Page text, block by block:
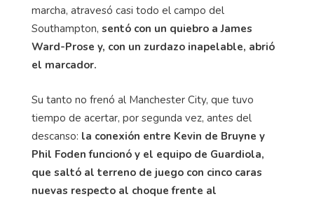
marcha, atravesó casi todo el campo del
Southampton, sentó con un quiebro a James
Ward-Prose y, con un zurdazo inapelable, abrió
el marcador.
Su tanto no frenó al Manchester City, que tuvo
tiempo de acertar, por segunda vez, antes del
descanso: la conexión entre Kevin de Bruyne y
Phil Foden funcionó y el equipo de Guardiola,
que saltó al terreno de juego con cinco caras
nuevas respecto al choque frente al